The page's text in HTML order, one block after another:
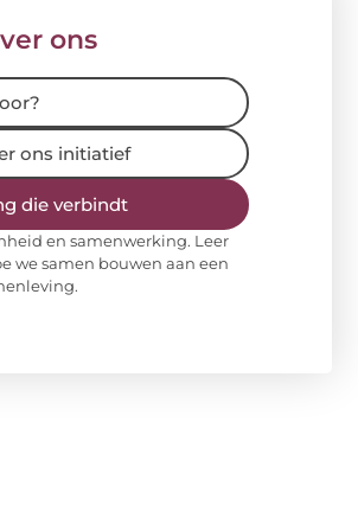
ons
ons initiatief
die verbindt
en samenwerking. Leer
we samen bouwen aan een